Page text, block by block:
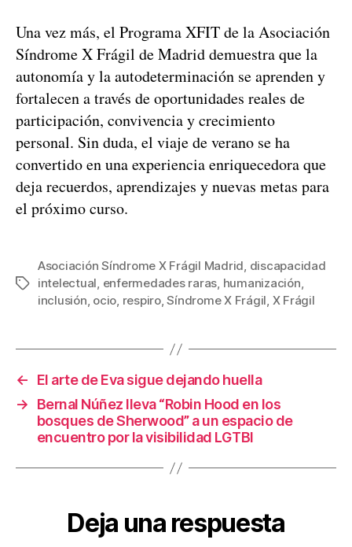
Una vez más, el Programa XFIT de la Asociación
Síndrome X Frágil de Madrid demuestra que la
autonomía y la autodeterminación se aprenden y
fortalecen a través de oportunidades reales de
participación, convivencia y crecimiento
personal. Sin duda, el viaje de verano se ha
convertido en una experiencia enriquecedora que
deja recuerdos, aprendizajes y nuevas metas para
el próximo curso.
Asociación Síndrome X Frágil Madrid, discapacidad
intelectual, enfermedades raras, humanización,
inclusión, ocio, respiro,Síndrome X Frágil, X Frágil
←
El arte de Eva sigue dejando huella
→
Bernal Núñez lleva “Robin Hood en los
bosques de Sherwood” a un espacio de
encuentro por la visibilidad LGTBI
Deja una respuesta